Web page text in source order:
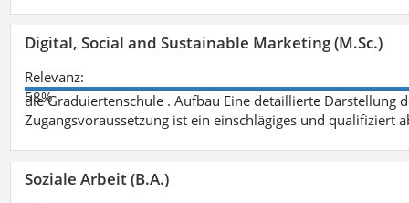
Digital, Social and Sustainable Marketing (M.Sc.)
Relevanz:
58%
die Graduiertenschule . Aufbau Eine detaillierte Darstellung
Zugangsvoraussetzung ist ein einschlägiges und qualifiziert
Soziale Arbeit (B.A.)